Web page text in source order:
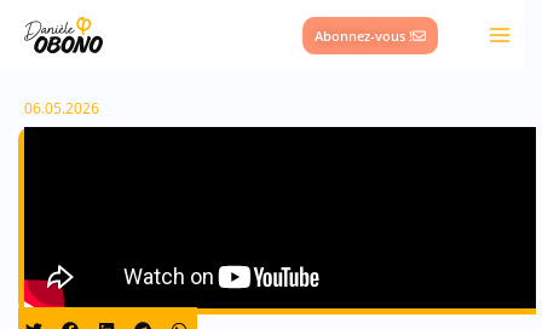
Abonnez-vous !
06.05.2026